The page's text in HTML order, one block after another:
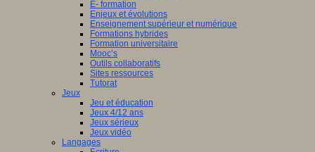
E- formation
Enjeux et évolutions
Enseignement supérieur et numérique
Formations hybrides
Formation universitaire
Mooc’s
Outils collaboratifs
Sites ressources
Tutorat
Jeux
Jeu et éducation
Jeux 4/12 ans
Jeux sérieux
Jeux vidéo
Langages